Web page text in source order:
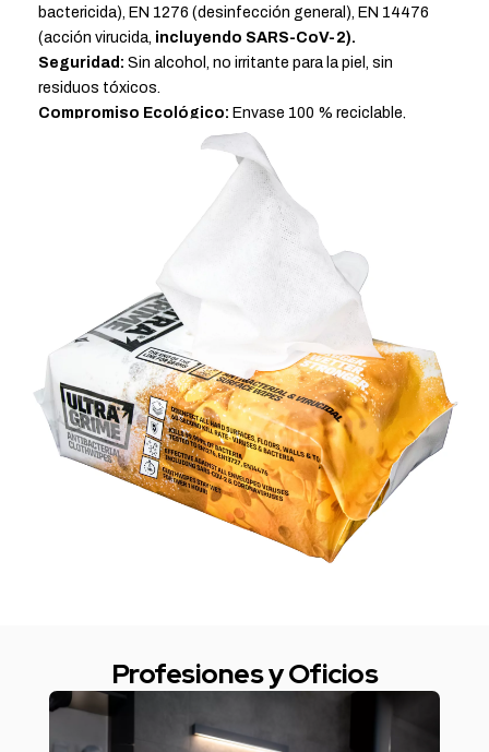
bactericida), EN 1276 (desinfección general), EN 14476
(acción virucida, incluyendo SARS-CoV-2).
Seguridad: Sin alcohol, no irritante para la piel, sin
residuos tóxicos.
Compromiso Ecológico: Envase 100 % reciclable,
reducción de residuos plásticos, 100 % biodegradable
Profesiones y Oficios